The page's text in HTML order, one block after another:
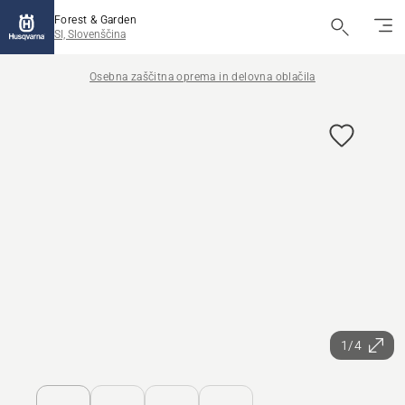
Forest & Garden
SI, Slovenščina
Osebna zaščitna oprema in delovna oblačila
1/4